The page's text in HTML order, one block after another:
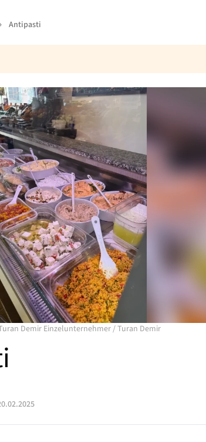
Antipasti
Demir Einzelunternehmer/Turan Demir